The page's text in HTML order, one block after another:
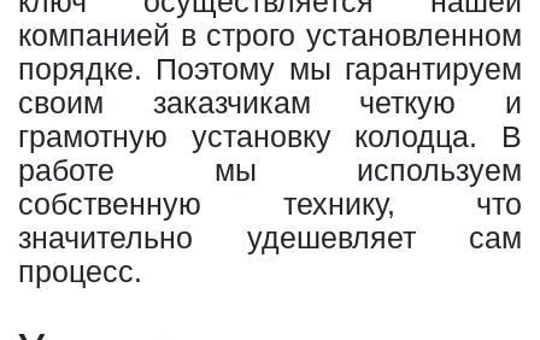
компанией в строго установленном
порядке. Поэтому мы гарантируем
своим заказчикам четкую и
грамотную установку колодца. В
работе мы используем
собственную технику, что
значительно удешевляет сам
процесс.